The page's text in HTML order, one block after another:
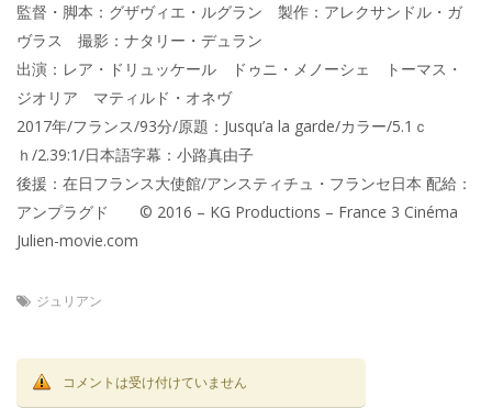
監督・脚本：グザヴィエ・ルグラン 製作：アレクサンドル・ガ
ヴラス 撮影：ナタリー・デュラン
出演：レア・ドリュッケール ドゥニ・メノーシェ トーマス・
ジオリア マティルド・オネヴ
2017年/フランス/93分/原題：Jusqu’a la garde/カラー/5.1ｃ
ｈ/2.39:1/日本語字幕：小路真由子
後援：在日フランス大使館/アンスティチュ・フランセ日本 配給：
アンプラグド © 2016 – KG Productions – France 3 Cinéma
Julien-movie.com
ジュリアン
コメントは受け付けていません